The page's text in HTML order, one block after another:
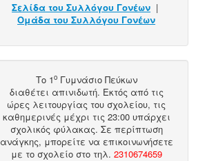
Σελίδα του Συλλόγου Γονέων |
Ομάδα του Συλλόγου Γονέων
Το 1οΓυμνάσιο Πεύκων
διαθέτει απινιδωτή. Εκτός από τις
ώρες λειτουργίας του σχολείου, τις
καθημερινές μέχρι τις 23:00 υπάρχει
σχολικός φύλακας. Σε περίπτωση
ανάγκης, μπορείτε να επικοινωνήσετε
με το σχολείο στο τηλ. 2310674659